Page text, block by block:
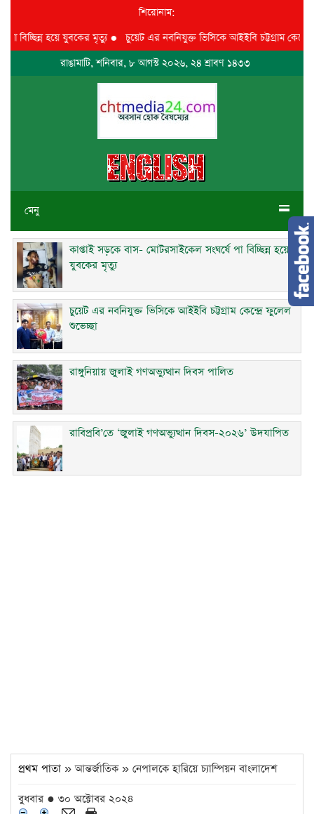
শিরোনাম:
হয়ে যুবকের মৃত্যু●চুয়েট এর নবনিযুক্ত ভিসিকে আইইবি চট্টগ্রাম কেন্দ্রে
রাঙামাটি, শনিবার, ৮ আগস্ট ২০২৬, ২৪ শ্রাবণ ১৪৩৩
মেনু
কাপ্তাই সড়কে বাস- মোটরসাইকেল সংঘর্ষে পা বিচ্ছিন্ন হয়ে
যুবকের মৃত্যু
চুয়েট এর নবনিযুক্ত ভিসিকে আইইবি চট্টগ্রাম কেন্দ্রে ফুলেল
শুভেচ্ছা
রাঙ্গুনিয়ায় জুলাই গণঅভ্যুত্থান দিবস পালিত
রাবিপ্রবি’তে ‘জুলাই গণঅভ্যুত্থান দিবস-২০২৬’ উদযাপিত
প্রথম পাতা » আন্তর্জাতিক » নেপালকে হারিয়ে চ্যাম্পিয়ন বাংলাদেশ
বুধবার ● ৩০ অক্টোবর ২০২৪